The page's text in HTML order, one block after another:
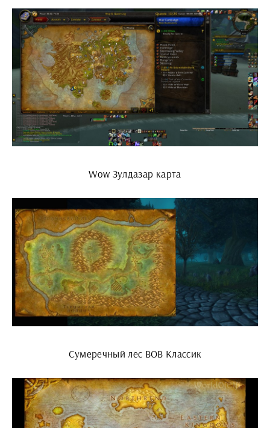
Wow Зулдазар карта
Сумеречный лес ВОВ Классик